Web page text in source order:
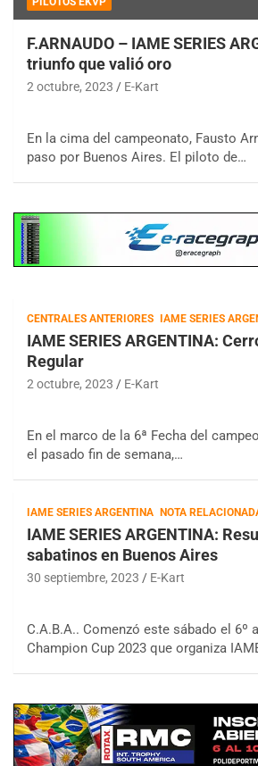
F.ARNAUDO – IAME SERIES
triunfo que valió oro
2 octubre, 2023 E-Kart
En la cima del campeonato, Fausto
paso por Buenos Aires. El piloto de…
CENTRALES ANTERIORES IAME SERIES
IAME SERIES ARGENTINA:
Regular
2 octubre, 2023 E-Kart
En el marco de la 6ª Fecha del
el pasado fin de semana,…
IAME SERIES ARGENTINA NOTA
IAME SERIES ARGENTINA:
sabatinos en Buenos Aires
30 septiembre, 2023 E-Kart
C.A.B.A.. Comenzó este sábado el 6º
Champion Cup 2023 que organiza